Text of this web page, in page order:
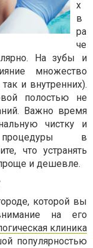
х
в
ра
че
На зубы и
множество
и внутренних).
полостью не
Важно время
чистку и
процедуры в
что устранять
и дешевле.
которой вы
на его
клиника
популярностью